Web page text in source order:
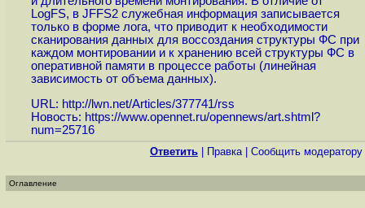
LogFS, в JFFS2 служебная информация записывается
только в форме лога, что приводит к необходимости
сканирования данных для воссоздания структуры ФС при
каждом монтировании и к хранению всей структуры ФС в
оперативной памяти в процессе работы (линейная
зависимость от объема данных).
URL: http://lwn.net/Articles/377741/rss
Новость: https://www.opennet.ru/opennews/art.shtml?
num=25716
Ответить Правка| Cообщить модератору
Оглавление